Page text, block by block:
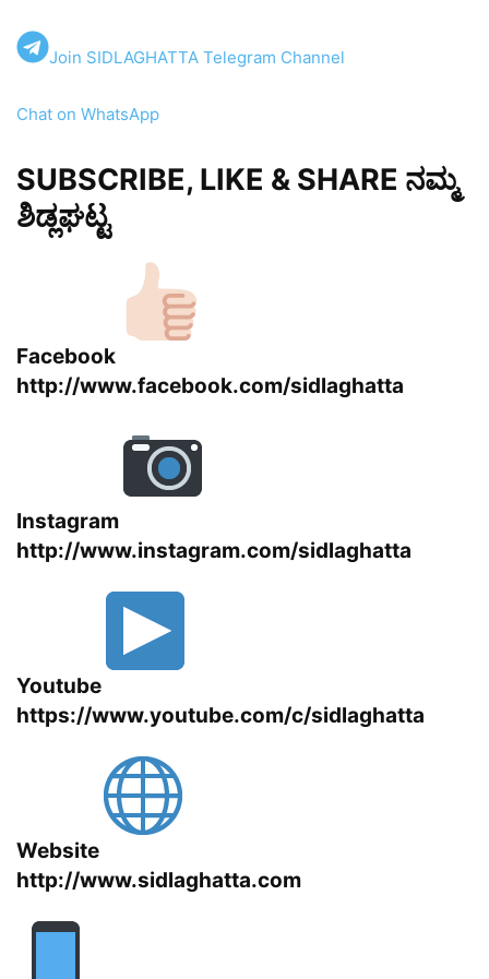
Join SIDLAGHATTA Telegram Channel
Chat on WhatsApp
SUBSCRIBE, LIKE & SHARE ನಮ್ಮ
ಶಿಡ್ಲಘಟ್ಟ
Facebook
http://www.facebook.com/sidlaghatta
Instagram
http://www.instagram.com/sidlaghatta
Youtube
https://www.youtube.com/c/sidlaghatta
Website
http://www.sidlaghatta.com